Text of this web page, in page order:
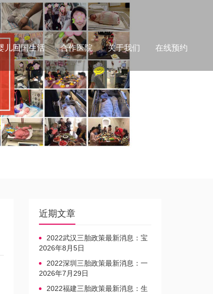
儿回国生活 合作医院 关于我们 在线预约
近期文章
2022武汉三胎政策最新消息：宝
宝上户口不再罚款
2026年8月5日
2022深圳三胎政策最新消息：一
文读懂上户口是否罚款
2026年7月29日
2022福建三胎政策最新消息：生